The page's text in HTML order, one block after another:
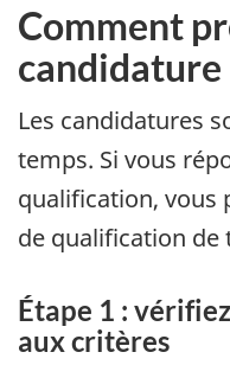
Comment
candidature
Les candidatures
temps. Si vous
qualification, vous
de qualification de
Étape 1 :
aux critères